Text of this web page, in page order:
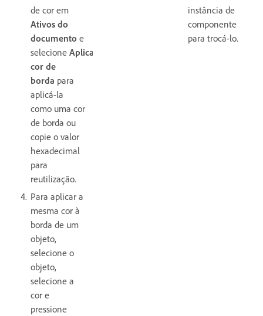
de cor em
Ativos do
documento e
selecione Aplicar
cor de
borda para
aplicá-la
como uma cor
de borda ou
copie o valor
hexadecimal
para
reutilização.
Para aplicar a
mesma cor à
borda de um
objeto,
selecione o
objeto,
selecione a
cor e
pressione
instância de
componente
para trocá-lo.